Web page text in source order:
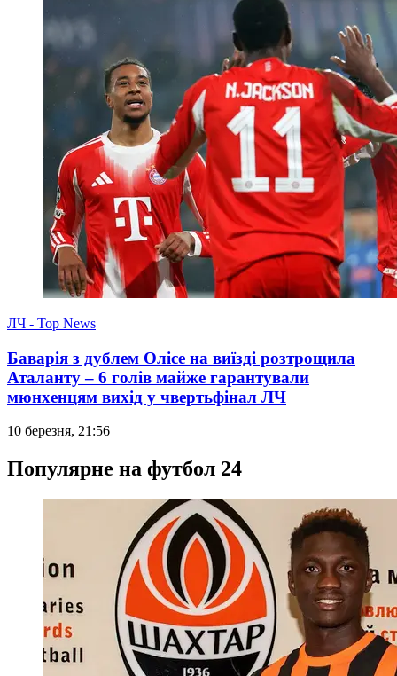
ЛЧ - Top News
Баварія з дублем Олісе на виїзді розтрощила
Аталанту – 6 голів майже гарантували
мюнхенцям вихід у чвертьфінал ЛЧ
10 березня, 21:56
Популярне на футбол 24